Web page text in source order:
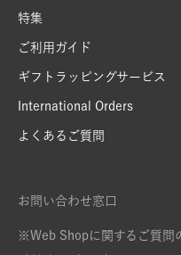
特集
ご利用ガイド
ギフトラッピングサービス
International Orders
よくあるご質問
お問い合わせ窓口
※Web Shopに関するご質問